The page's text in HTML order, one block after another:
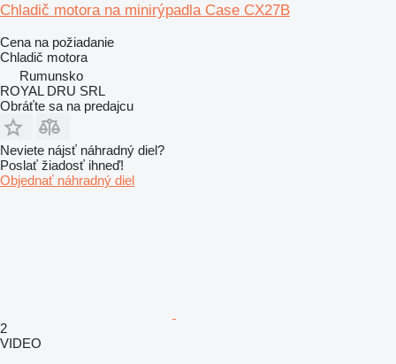
Chladič motora na minirýpadla Case CX27B
Cena na požiadanie
Chladič motora
Rumunsko
ROYAL DRU SRL
Obráťte sa na predajcu
Neviete nájsť náhradný diel?
Poslať žiadosť ihneď!
Objednať náhradný diel
2
VIDEO